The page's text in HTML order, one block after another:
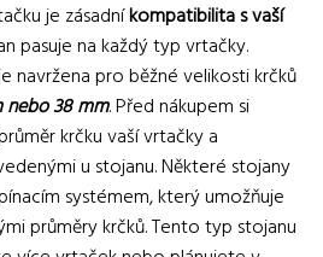
je zásadníkompatibilita s vaší
pasuje na každý typ vrtačky.
navržena pro běžné velikosti krčků
nebo 38 mm. Před nákupem si
krčku vaší vrtačky a
u stojanu. Některé stojany
systémem, který umožňuje
průměry krčků. Tento typ stojanu